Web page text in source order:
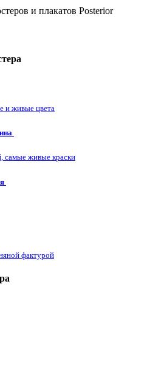
и плакатов Posterior
и живые цвета
самые живые краски
фактурой